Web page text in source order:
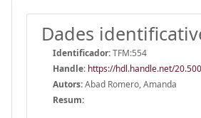
Dades
Identificador:TFM:554
Handle: https://hdl.handle.net/
Autors:Abad Romero, Amanda
Resum: